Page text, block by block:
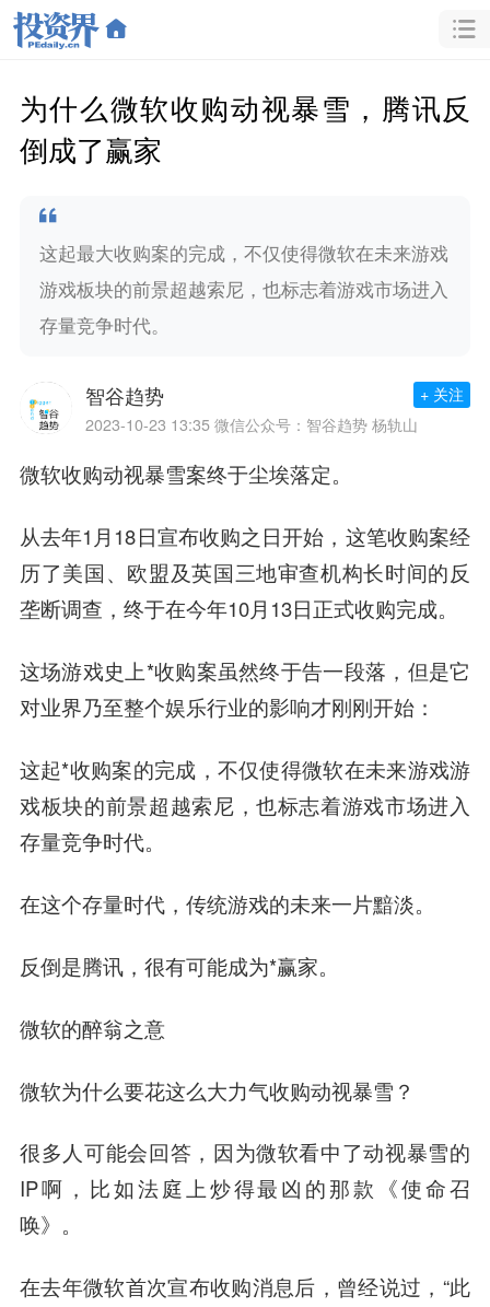
为什么微软收购动视暴雪，腾讯反
倒成了赢家
这起最大收购案的完成，不仅使得微软在未来游戏
游戏板块的前景超越索尼，也标志着游戏市场进入
存量竞争时代。
智谷趋势
2023-10-23 13:35 微信公众号：智谷趋势 杨轨山
+ 关注
微软收购动视暴雪案终于尘埃落定。
从去年1月18日宣布收购之日开始，这笔收购案经
历了美国、欧盟及英国三地审查机构长时间的反
垄断调查，终于在今年10月13日正式收购完成。
这场游戏史上*收购案虽然终于告一段落，但是它
对业界乃至整个娱乐行业的影响才刚刚开始：
这起*收购案的完成，不仅使得微软在未来游戏游
戏板块的前景超越索尼，也标志着游戏市场进入
存量竞争时代。
在这个存量时代，传统游戏的未来一片黯淡。
反倒是腾讯，很有可能成为*赢家。
微软的醉翁之意
微软为什么要花这么大力气收购动视暴雪？
很多人可能会回答，因为微软看中了动视暴雪的
IP啊，比如法庭上炒得最凶的那款《使命召
唤》。
在去年微软首次宣布收购消息后，曾经说过，“此